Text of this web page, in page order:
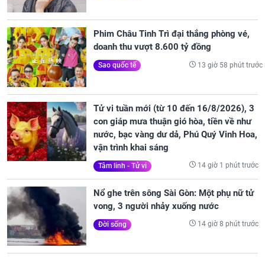
Phim Châu Tinh Trì đại thắng phòng vé,
doanh thu vượt 8.600 tỷ đồng
Sao quốc tế 13 giờ 58 phút trước
Tử vi tuần mới (từ 10 đến 16/8/2026), 3
con giáp mưa thuận gió hòa, tiền về như
nước, bạc vàng dư dả, Phú Quý Vinh Hoa,
vận trình khai sáng
Tâm linh - Tử vi 14 giờ 1 phút trước
Nổ ghe trên sông Sài Gòn: Một phụ nữ tử
vong, 3 người nhảy xuống nước
Đời sống 14 giờ 8 phút trước